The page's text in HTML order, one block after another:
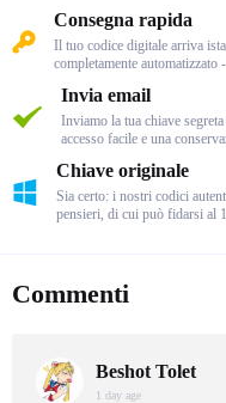
Consegna rapida
Il tuo codice digitale arriva
completamente automatizzato
Invia email
Inviamo la tua chiave
accesso facile e una
Chiave originale
Sia certo: i nostri codici
pensieri, di cui può fidarsi al
Commenti
Beshot Tolet
1 day age